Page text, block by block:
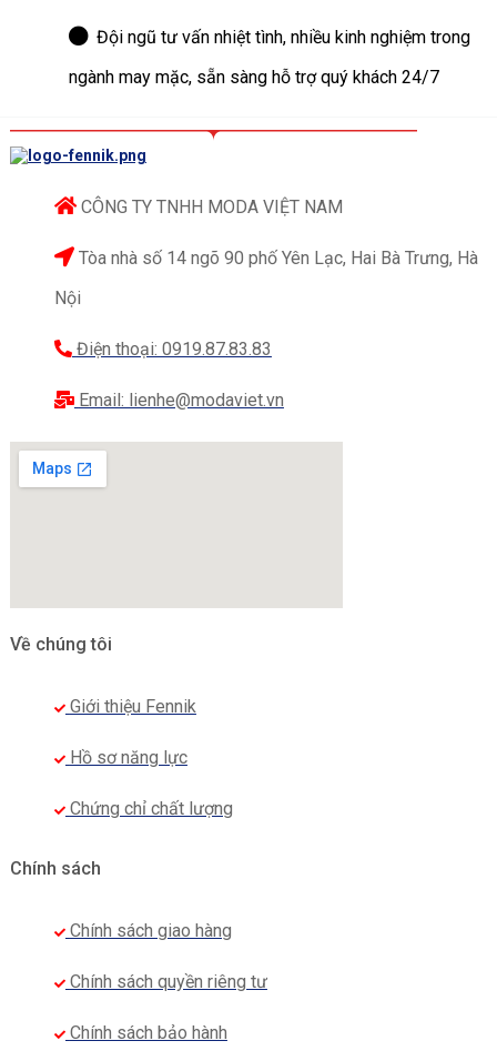
Đội ngũ tư vấn nhiệt tình, nhiều kinh nghiệm trong
ngành may mặc, sẵn sàng hỗ trợ quý khách 24/7
CÔNG TY TNHH MODA VIỆT NAM
Tòa nhà số 14 ngõ 90 phố Yên Lạc, Hai Bà Trưng, Hà
Nội
Điện thoại: 0919.87.83.83
Email: lienhe@modaviet.vn
Về chúng tôi
Giới thiệu Fennik
Hồ sơ năng lực
Chứng chỉ chất lượng
Chính sách
Chính sách giao hàng
Chính sách quyền riêng tư
Chính sách bảo hành